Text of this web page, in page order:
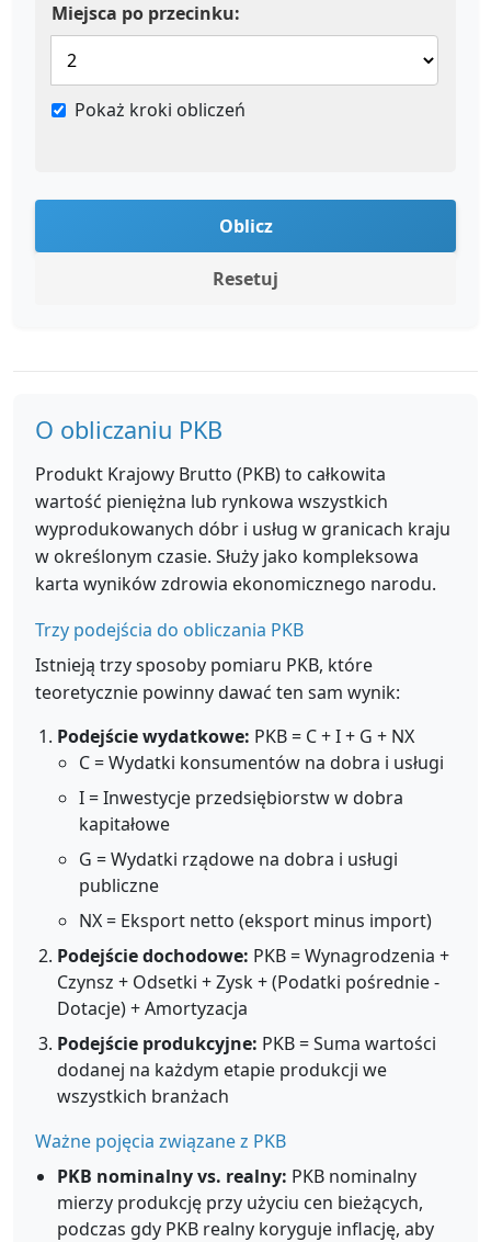
Miejsca po przecinku:
Pokaż kroki obliczeń
Oblicz
Resetuj
O obliczaniu PKB
Produkt Krajowy Brutto (PKB) to całkowita
wartość pieniężna lub rynkowa wszystkich
wyprodukowanych dóbr i usług w granicach kraju
w określonym czasie. Służy jako kompleksowa
karta wyników zdrowia ekonomicznego narodu.
Trzy podejścia do obliczania PKB
Istnieją trzy sposoby pomiaru PKB, które
teoretycznie powinny dawać ten sam wynik:
Podejście wydatkowe: PKB = C + I + G + NX
C = Wydatki konsumentów na dobra i usługi
I = Inwestycje przedsiębiorstw w dobra
kapitałowe
G = Wydatki rządowe na dobra i usługi
publiczne
NX = Eksport netto (eksport minus import)
Podejście dochodowe: PKB = Wynagrodzenia +
Czynsz + Odsetki + Zysk + (Podatki pośrednie -
Dotacje) + Amortyzacja
Podejście produkcyjne: PKB = Suma wartości
dodanej na każdym etapie produkcji we
wszystkich branżach
Ważne pojęcia związane z PKB
PKB nominalny vs. realny: PKB nominalny
mierzy produkcję przy użyciu cen bieżących,
podczas gdy PKB realny koryguje inflację, aby